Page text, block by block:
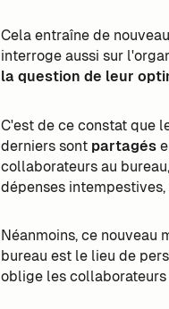
Cela entraîne de
interroge aussi sur
la question de leur
C'est de ce constat que
derniers sont partagés
collaborateurs au
dépenses
Néanmoins, ce nouveau
bureau est le lieu de
oblige les